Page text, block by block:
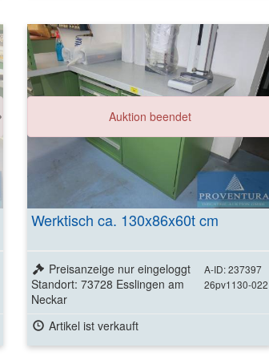
Auktion beendet
Werktisch ca. 130x86x60t cm
A-ID: 237397
26pv1130-022
Preisanzeige nur eingeloggt
Standort: 73728 Esslingen am
Neckar
Artikel ist verkauft